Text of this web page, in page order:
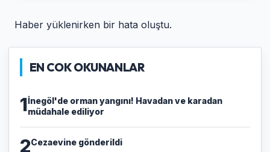
Haber yüklenirken bir hata oluştu.
EN COK OKUNANLAR
1İnegöl'de orman yangını! Havadan ve karadan
müdahale ediliyor
2Cezaevine gönderildi